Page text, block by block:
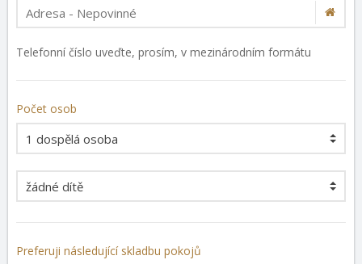
Telefonní číslo uveďte, prosím, v mezinárodním formátu
Počet osob
Preferuji následující skladbu pokojů